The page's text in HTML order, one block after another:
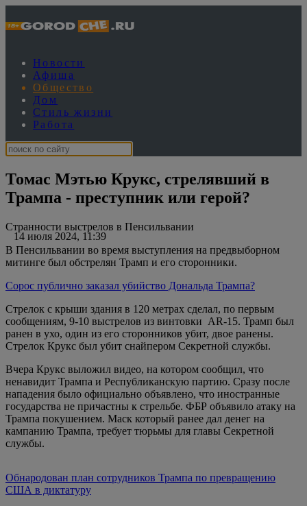
Новости
Афиша
Общество
Дом
Стиль жизни
Работа
Томас Мэтью Крукс, стрелявший в
Трампа - преступник или герой?
14 июля 2024, 11:39
Странности выстрелов в Пенсильвании
В Пенсильвании во время выступления на предвыборном
митинге был обстрелян Трамп и его сторонники.
Сорос публично заказал убийство Дональда Трампа?
Стрелок с крыши здания в 120 метрах сделал, по первым
сообщениям, 9-10 выстрелов из винтовки AR-15. Трамп был
ранен в ухо, один из его сторонников убит, двое ранены.
Стрелок Крукс был убит снайпером Секретной службы.
Вчера Крукс выложил видео, на котором сообщил, что
ненавидит Трампа и Республиканскую партию. Сразу после
нападения было официально объявлено, что иностранные
государства не причастны к стрельбе. ФБР объявило атаку на
Трампа покушением. Маск который ранее дал денег на
кампанию Трампа, требует тюрьмы для главы Секретной
службы.
Обнародован план сотрудников Трампа по превращению
США в диктатуру